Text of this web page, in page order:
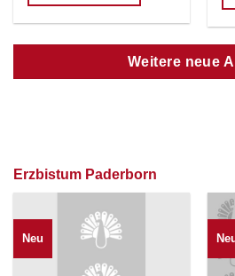
Weitere neue
Erzbistum Paderborn
Neu